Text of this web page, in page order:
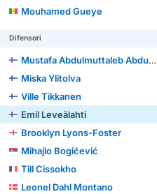
Mouhamed Gueye
Difensori
Mustafa Abdulmuttaleb Abdulrasoul
Miska Ylitolva
Ville Tikkanen
Emil Leveälahti
Brooklyn Lyons-Foster
Mihajlo Bogićević
Till Cissokho
Leonel Dahl Montano